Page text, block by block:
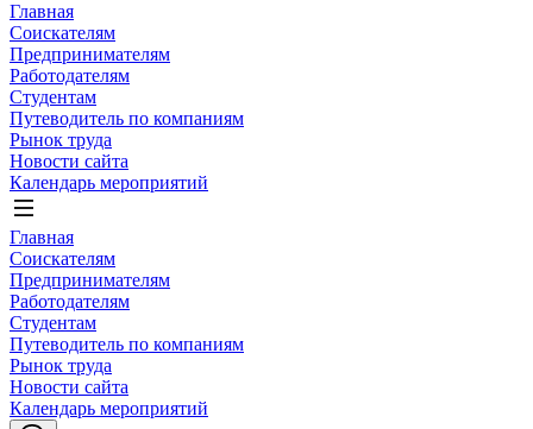
Главная
Соискателям
Предпринимателям
Работодателям
Студентам
Путеводитель по компаниям
Рынок труда
Новости сайта
Календарь мероприятий
Главная
Соискателям
Предпринимателям
Работодателям
Студентам
Путеводитель по компаниям
Рынок труда
Новости сайта
Календарь мероприятий